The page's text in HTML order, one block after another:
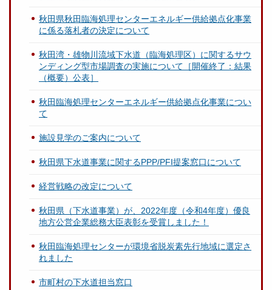
秋田県秋田臨海処理センターエネルギー供給拠点化事業
に係る落札者の決定について
秋田湾・雄物川流域下水道（臨海処理区）に関するサウ
ンディング型市場調査の実施について［開催終了：結果
（概要）公表］
秋田臨海処理センターエネルギー供給拠点化事業につい
て
施設見学のご案内について
秋田県下水道事業に関するPPP/PFI提案窓口について
経営戦略の改定について
秋田県（下水道事業）が、2022年度（令和4年度）優良
地方公営企業総務大臣表彰を受賞しました！
秋田臨海処理センターが環境省脱炭素先行地域に選定さ
れました
市町村の下水道担当窓口